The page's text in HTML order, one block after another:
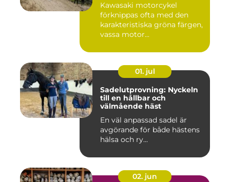
Kawasaki motorcykel
förknippas ofta med den
karakteristiska gröna färgen,
vassa motor...
01. jul
Sadelutprovning: Nyckeln
till en hållbar och
välmående häst
En väl anpassad sadel är
avgörande för både hästens
hälsa och ry...
02. jun